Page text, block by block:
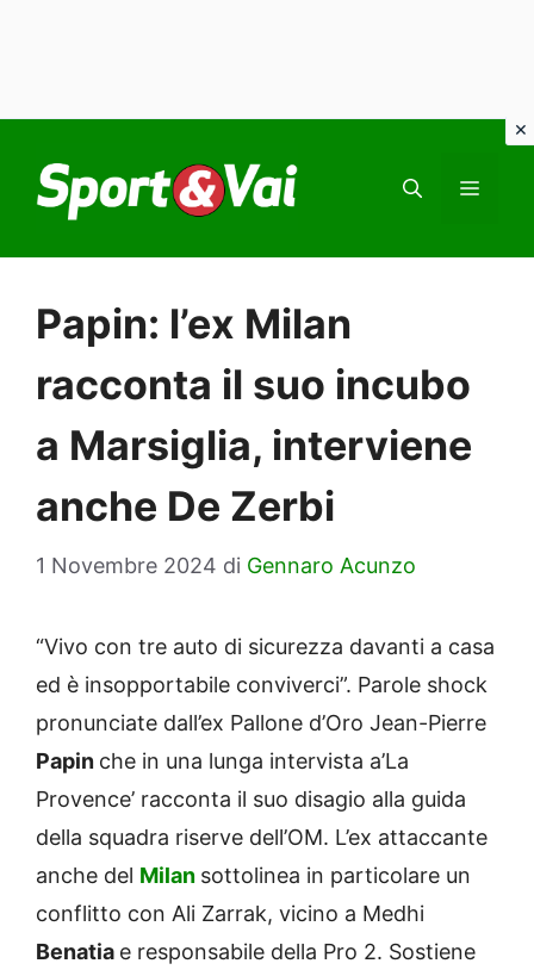
contenuto
Papin: l’ex Milan
racconta il suo incubo
a Marsiglia, interviene
anche De Zerbi
1 Novembre 2024 di Gennaro Acunzo
“Vivo con tre auto di sicurezza davanti a casa
ed è insopportabile conviverci”. Parole shock
pronunciate dall’ex Pallone d’Oro Jean-Pierre
Papin che in una lunga intervista a’La
Provence’ racconta il suo disagio alla guida
della squadra riserve dell’OM. L’ex attaccante
anche del Milan sottolinea in particolare un
conflitto con Ali Zarrak, vicino a Medhi
Benatia e responsabile della Pro 2. Sostiene